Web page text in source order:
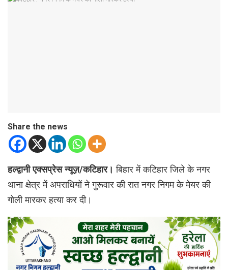
Share the news
हल्द्वानी एक्सप्रेस न्यूज़/कटिहार। बिहार में कटिहार जिले के नगर
थाना क्षेत्र में अपराधियों ने गुरूवार की रात नगर निगम के मेयर की
गोली मारकर हत्या कर दी।